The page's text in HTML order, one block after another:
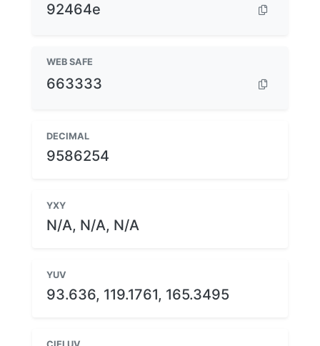
92464e
WEB SAFE
663333
DECIMAL
9586254
YXY
N/A, N/A, N/A
YUV
93.636, 119.1761, 165.3495
CIELUV